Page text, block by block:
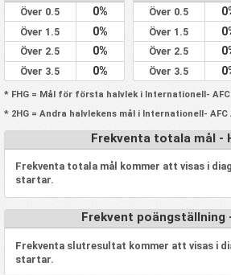
Över 0.5 0%
Över 1.5 0%
Över 2.5 0%
Över 3.5 0%
Över 0.5
Över 1.5
Över 2.5
Över 3.5
* FHG = Mål för första halvlek i Internationell- AFC
* 2HG = Andra halvlekens mål i Internationell- AFC
Frekventa totala mål -
Frekventa totala mål kommer att visas i
startar.
Frekvent poängställning
Frekventa slutresultat kommer att visas i
startar.